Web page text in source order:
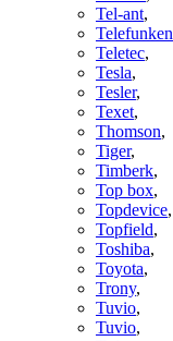
Tel-ant,
Telefunken
Teletec,
Tesla,
Tesler,
Texet,
Thomson,
Tiger,
Timberk,
Top box,
Topdevice,
Topfield,
Toshiba,
Toyota,
Trony,
Tuvio,
Tuvio,